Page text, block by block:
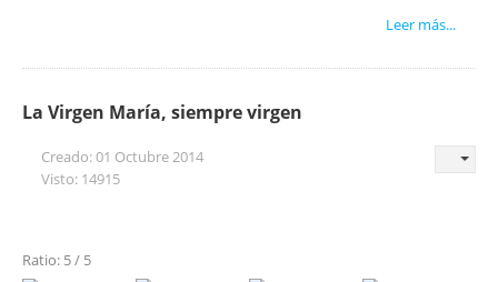
Leer más...
La Virgen María, siempre virgen
Creado: 01 Octubre 2014
Visto: 14915
Ratio: 5 / 5